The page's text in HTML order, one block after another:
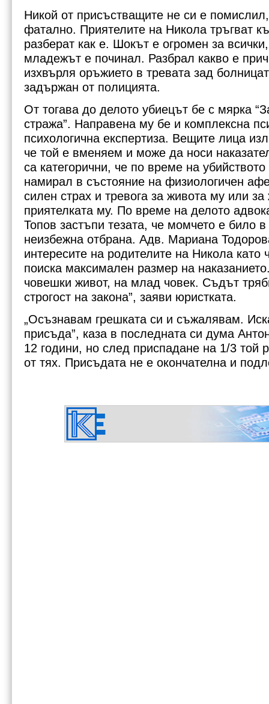
Никой от присъстващите не си е
фатално. Приятелите на Никола тръгват
разберат как е. Шокът е огромен за
младежът е починал. Разбрал какво е
изхвърля оръжието в тревата зад
задържан от полицията.
От тогава до делото убиецът бе с мярка
стража”. Направена му бе и комплексна
психологична експертиза. Вещите лица
че той е вменяем и може да носи
са категорични, че по време на
намирал в състояние на физиологичен
силен страх и тревога за живота му или
приятелката му. По време на делото
Топов застъпи тезата, че момчето е било в
неизбежна отбрана. Адв. Мариана
интересите на родителите на Никола като
поиска максимален размер на
човешки живот, на млад човек. Съдът
строгост на закона”, заяви юристката.
„Осъзнавам грешката си и съжалявам.
присъда”, каза в последната си дума
12 години, но след приспадане на 1/3 той
от тях. Присъдата не е окончателна и